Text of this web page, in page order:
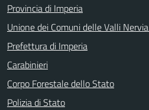
Provincia di Imperia
Unione dei Comuni delle Valli
Prefettura di Imperia
Carabinieri
Corpo Forestale dello Stato
Polizia di Stato